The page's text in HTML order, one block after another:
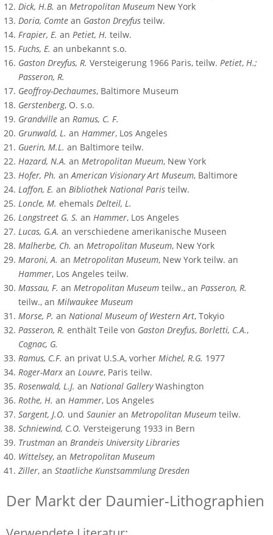
Dick, H.B. an Metropolitan Museum New York
Doria, Comte an Gaston Dreyfus teilw.
Frapier, E. an Petiet, H. teilw.
Fuchs, E. an unbekannt s.o.
Gaston Dreyfus, R. Versteigerung 1966 Paris, teilw. Petiet, H.;
Passeron, R.
Geoffroy-Dechaumes, Baltimore Museum
Gerstenberg, O. s.o.
Grandville an Ramus, C. F.
Grunwald, L. an Hammer, Los Angeles
Guerin, M.L. an Baltimore teilw.
Hazard, N.A. an Metropolitan Mueum, New York
Hofer, Ph. anAmerican Visionary Art Museum, Baltimore
Laffon, E. an Bibliothek National Paris teilw.
Loncle, M. ehemals Delteil, L.
Longstreet G. S. an Hammer, Los Angeles
Lucas, G.A. an verschiedene amerikanische Museen
Malherbe, Ch. an Metropolitan Museum, New York
Maroni, A. an Metropolitan Museum, New York teilw. an
Hammer, Los Angeles teilw.
Massau, F. an Metropolitan Museum teilw., an Passeron, R.
teilw., an Milwaukee Museum
Morse, P. an National Museum of Western Art, Tokyio
Passeron, R. enthält Teile von Gaston Dreyfus, Borletti, C.A.,
Cognac, G.
Ramus, C.F. an privat U.S.A, vorher Michel, R.G. 1977
Roger-Marx an Louvre, Paris teilw.
Rosenwald, L.J. an National GalleryWashington
Rothe, H. an Hammer, Los Angeles
Sargent, J.O. und Saunier an Metropolitan Museum teilw.
Schniewind, C.O. Versteigerung 1933 in Bern
Trustman an Brandeis University Libraries
Wittelsey, an Metropolitan Museum
Ziller, an Staatliche Kunstsammlung Dresden
Der Markt der Daumier-Lithographien